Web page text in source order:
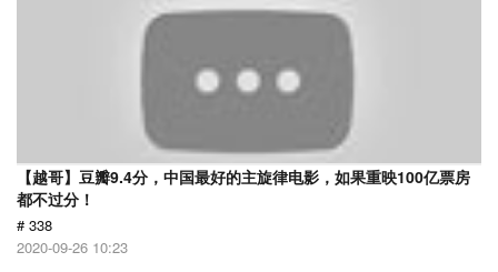
【越哥】豆瓣9.4分，中国最好的主旋律电影，如果重映100亿票房
都不过分！
# 338
2020-09-26 10:23